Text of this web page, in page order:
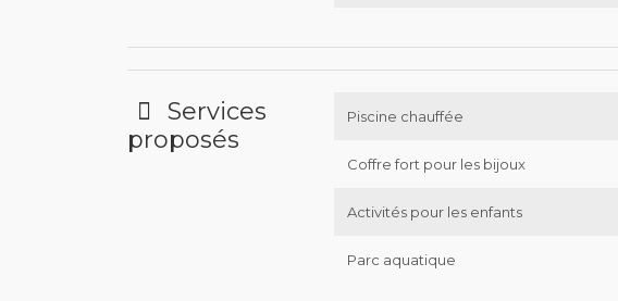
Services
proposés
Piscine chauffée
Coffre fort pour les bijoux
Activités pour les enfants
Parc aquatique